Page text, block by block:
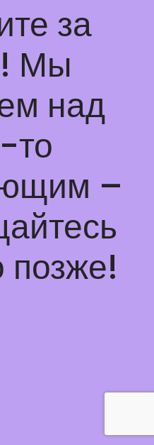
за
Мы
над
то
–
позже!